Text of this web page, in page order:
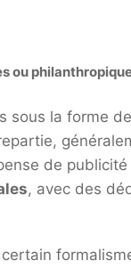
ou
sous la forme de
de publicité
, avec des